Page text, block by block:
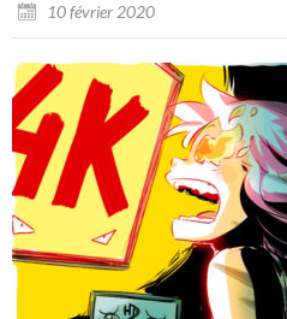
10 février 2020